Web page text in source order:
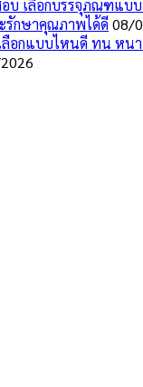
บ เลือกบรรจุภัณฑ์แบบ
รักษาคุณภาพได้ดี08/
ลือกแบบไหนดี ทน หน